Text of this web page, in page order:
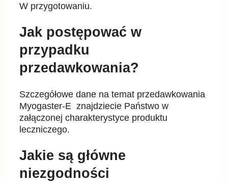
W przygotowaniu.
Jak postępować w
przypadku
przedawkowania?
Szczegółowe dane na temat przedawkowania
Myogaster-E znajdziecie Państwo w
załączonej charakterystyce produktu
leczniczego.
Jakie są główne
niezgodności